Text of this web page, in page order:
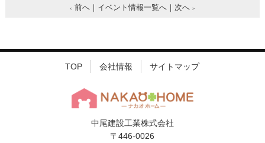
前へ イベント情報一覧へ 次へ
TOP 会社情報 サイトマップ
中尾建設工業株式会社
〒446-0026